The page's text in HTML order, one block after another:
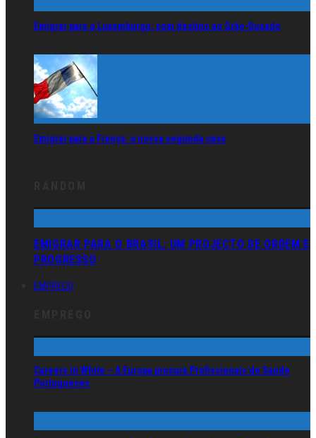
Emigrar para o Luxemburgo: com destino ao Grão-Ducado
Emigrar para a França: a nossa segunda casa
EMIGRAR PARA O BRASIL: UM PROJECTO DE ORDEM E
PROGRESSO
EMPREGO
Careers in White – A Europa procura Profissionais de Saúde
Portugueses